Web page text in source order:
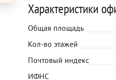
Характеристики
Общая площадь
Кол-во этажей
Почтовый индекс
ИФНС